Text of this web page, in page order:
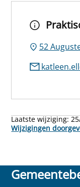
52
Laatste wijziging:
Wijzigingen